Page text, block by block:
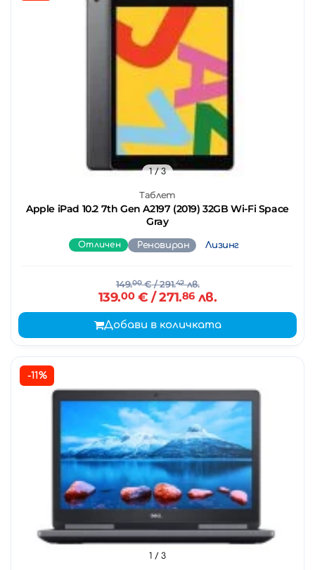
Таблет
Apple iPad 10.2 7th Gen A2197 (2019) 32GB Wi-Fi Space
Gray
1/ 3
Отличен Реновиран Лизинг
149.00€/ 291.42лв.
139.00€ / 271.86лв.
Добави в количката
-11%
1 / 3